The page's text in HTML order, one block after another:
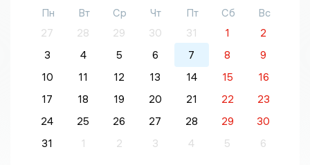
Пн Вт Ср Чт Пт Сб
Вс
27
28 29 30 31 1
2
3
4 5 6 7 8
9
10
11 12 13 14 15
16
17
18 19 20 21 22
23
24
25 26 27 28 29
30
31
1 2 3 4 5 6